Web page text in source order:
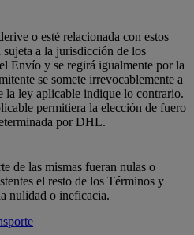
o esté relacionada con estos
a la jurisdicción de los
Envío y se regirá igualmente por la
se somete irrevocablemente a
la ley aplicable indique lo contrario.
permitiera la elección de fuero
por DHL.
de las mismas fueran nulas o
el resto de los Términos y
nulidad o ineficacia.